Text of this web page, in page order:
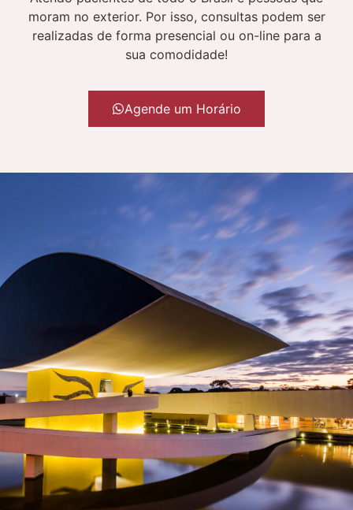
moram no exterior. Por isso, consultas podem ser
realizadas de forma presencial ou on-line para a
sua comodidade!
Agende um Horário